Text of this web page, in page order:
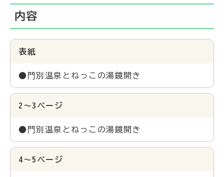
内容
表紙
●門別温泉とねっこの湯鏡開き
2～3ページ
●門別温泉とねっこの湯鏡開き
4～5ページ